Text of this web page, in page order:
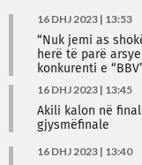
16 DHJ 2023 | 13:53
“Nuk jemi as
herë të parë
konkurenti e
16 DHJ 2023 | 13:45
Akili kalon në
gjysmëfinale
16 DHJ 2023 | 13:40